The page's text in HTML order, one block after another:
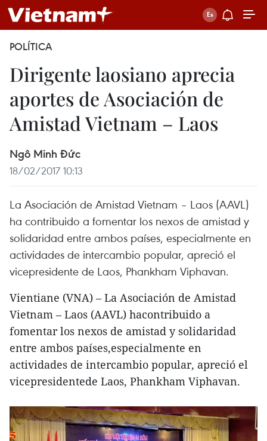
POLÍTICA
Dirigente laosiano aprecia
aportes de Asociación de
Amistad Vietnam – Laos
Ngô Minh Đức
18/02/2017 10:13
La Asociación de Amistad Vietnam – Laos (AAVL)
ha contribuido a fomentar los nexos de amistad y
solidaridad entre ambos países, especialmente en
actividades de intercambio popular, apreció el
vicepresidente de Laos, Phankham Viphavan.
Vientiane (VNA) – La Asociación de Amistad
Vietnam – Laos (AAVL) hacontribuido a
fomentar los nexos de amistad y solidaridad
entre ambos países,especialmente en
actividades de intercambio popular, apreció el
vicepresidentede Laos, Phankham Viphavan.